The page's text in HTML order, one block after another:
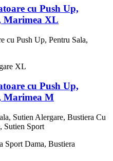
cu Push Up,
Marimea XL
cu Push Up,
Marimea M